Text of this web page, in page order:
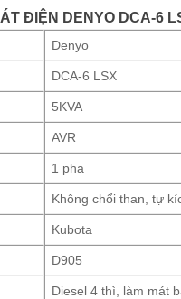
ĐIỆN DENYO DCA-6
Denyo
DCA-6 LSX
5KVA
AVR
1 pha
Không chổi than, tự
Kubota
D905
Diesel 4 thì, làm mát